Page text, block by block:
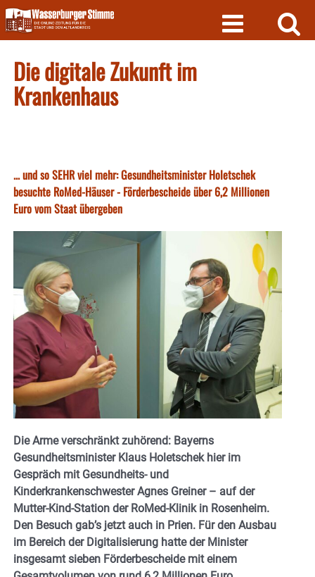
Skip
to
content
Die digitale Zukunft im
Krankenhaus
... und so SEHR viel mehr: Gesundheitsminister Holetschek
besuchte RoMed-Häuser - Förderbescheide über 6,2 Millionen
Euro vom Staat übergeben
Die Arme verschränkt zuhörend: Bayerns
Gesundheitsminister Klaus Holetschek hier im
Gespräch mit Gesundheits- und
Kinderkrankenschwester Agnes Greiner – auf der
Mutter-Kind-Station der RoMed-Klinik in Rosenheim.
Den Besuch gab’s jetzt auch in Prien. Für den Ausbau
im Bereich der Digitalisierung hatte der Minister
insgesamt sieben Förderbescheide mit einem